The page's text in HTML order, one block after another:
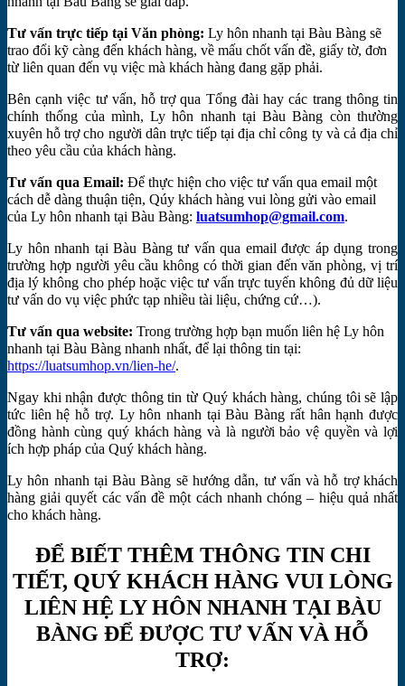
Tư vấn trực tiếp tại Văn phòng: Ly hôn nhanh tại Bàu Bàng sẽ
trao đổi kỹ càng đến khách hàng, về mấu chốt vấn đề, giấy tờ, đơn
từ liên quan đến vụ việc mà khách hàng đang gặp phải.
Bên cạnh việc tư vấn, hỗ trợ qua Tổng đài hay các trang thông tin
chính thống của mình, Ly hôn nhanh tại Bàu Bàng còn thường
xuyên hỗ trợ cho người dân trực tiếp tại địa chỉ công ty và cả địa chỉ
theo yêu cầu của khách hàng.
Tư vấn qua Email: Để thực hiện cho việc tư vấn qua email một
cách dễ dàng thuận tiện, Qúy khách hàng vui lòng gửi vào email
của Ly hôn nhanh tại Bàu Bàng: luatsumhop@gmail.com.
Ly hôn nhanh tại Bàu Bàng tư vấn qua email được áp dụng trong
trường hợp người yêu cầu không có thời gian đến văn phòng, vị trí
địa lý không cho phép hoặc việc tư vấn trực tuyến không đủ dữ liệu
tư vấn do vụ việc phức tạp nhiều tài liệu, chứng cứ…).
Tư vấn qua website: Trong trường hợp bạn muốn liên hệ Ly hôn
nhanh tại Bàu Bàng nhanh nhất, để lại thông tin tại:
https://luatsumhop.vn/lien-he/.
Ngay khi nhận được thông tin từ Quý khách hàng, chúng tôi sẽ lập
tức liên hệ hỗ trợ. Ly hôn nhanh tại Bàu Bàng rất hân hạnh được
đồng hành cùng quý khách hàng và là người bảo vệ quyền và lợi
ích hợp pháp của Quý khách hàng.
Ly hôn nhanh tại Bàu Bàng sẽ hướng dẫn, tư vấn và hỗ trợ khách
hàng giải quyết các vấn đề một cách nhanh chóng – hiệu quả nhất
cho khách hàng.
ĐỂ BIẾT THÊM THÔNG TIN CHI
TIẾT, QUÝ KHÁCH HÀNG VUI LÒNG
LIÊN HỆ LY HÔN NHANH TẠI BÀU
BÀNG ĐỂ ĐƯỢC TƯ VẤN VÀ HỖ
TRỢ: